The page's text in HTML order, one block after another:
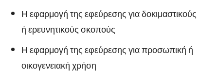
Η εφαρμογή της εφεύρεσης για δοκιμαστικούς
ή ερευνητικούς σκοπούς
Η εφαρμογή της εφεύρεσης για προσωπική ή
οικογενειακή χρήση